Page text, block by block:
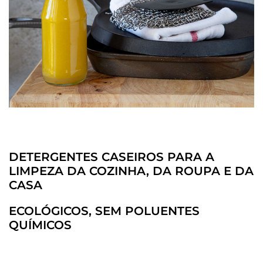
DETERGENTES CASEIROS PARA A
LIMPEZA DA COZINHA, DA ROUPA E DA
CASA
ECOLÓGICOS, SEM POLUENTES
QUÍMICOS